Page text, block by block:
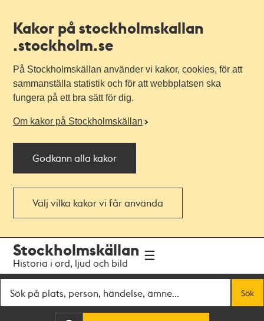
Kakor på stockholmskallan
.stockholm.se
På Stockholmskällan använder vi kakor, cookies, för att
sammanställa statistik och för att webbplatsen ska
fungera på ett bra sätt för dig.
Om kakor på Stockholmskällan
Godkänn alla kakor
Välj vilka kakor vi får använda
navigationen
huvudinnehållet
Stockholmskällan
Historia i ord, ljud och bild
Sök